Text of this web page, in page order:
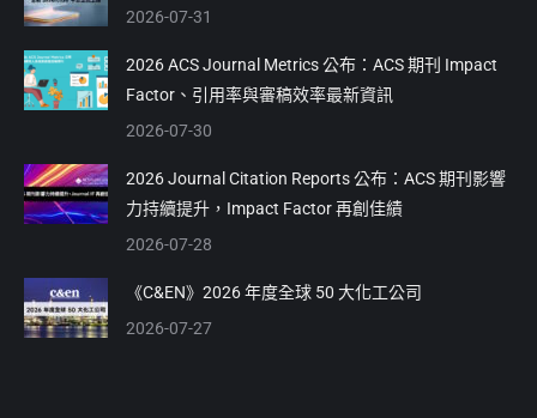
new new
2026-07-31
2026 ACS Journal Metrics 公布：ACS 期刊 Impact
Factor、引用率與審稿效率最新資訊
2026-07-30
2026 Journal Citation Reports 公布：ACS 期刊影響
力持續提升，Impact Factor 再創佳績
2026-07-28
《C&EN》2026 年度全球 50 大化工公司
2026-07-27